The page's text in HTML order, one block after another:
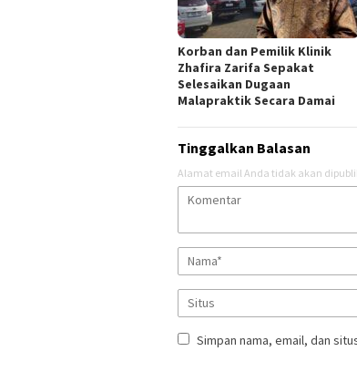
Korban dan Pemilik Klinik
Zhafira Zarifa Sepakat
Selesaikan Dugaan
Malapraktik Secara Damai
Tinggalkan Balasan
Alamat email Anda tidak akan
Simpan nama, email, dan